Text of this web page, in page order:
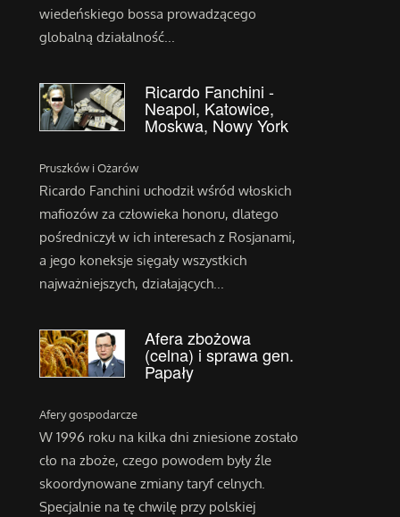
wiedeńskiego bossa prowadzącego
globalną działalność...
Ricardo Fanchini -
Neapol, Katowice,
Moskwa, Nowy York
Pruszków i Ożarów
Ricardo Fanchini uchodził wśród włoskich
mafiozów za człowieka honoru, dlatego
pośredniczył w ich interesach z Rosjanami,
a jego koneksje sięgały wszystkich
najważniejszych, działających...
Afera zbożowa
(celna) i sprawa gen.
Papały
Afery gospodarcze
W 1996 roku na kilka dni zniesione zostało
cło na zboże, czego powodem były źle
skoordynowane zmiany taryf celnych.
Specjalnie na tę chwilę przy polskiej